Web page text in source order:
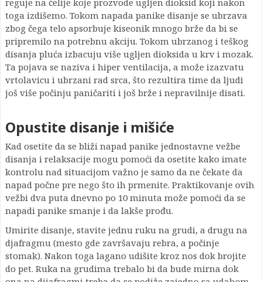
reguje na ćelije koje prozvode ugljen dioksid koji nakon
toga izdišemo. Tokom napada panike disanje se ubrzava
zbog čega telo apsorbuje kiseonik mnogo brže da bi se
pripremilo na potrebnu akciju. Tokom ubrzanog i teškog
disanja pluća izbacuju više ugljen dioksida u krv i mozak.
Ta pojava se naziva i hiper ventilacija, a može izazvatu
vrtolavicu i ubrzani rad srca, što rezultira time da ljudi
još više počinju paničariti i još brže i nepravilnije disati.
Opustite disanje i mišiće
Kad osetite da se bliži napad panike jednostavne vežbe
disanja i relaksacije mogu pomoći da osetite kako imate
kontrolu nad situacijom važno je samo da ne čekate da
napad počne pre nego što ih prmenite. Praktikovanje ovih
vežbi dva puta dnevno po 10 minuta može pomoći da se
napadi panike smanje i da lakše prođu.
Umirite disanje, stavite jednu ruku na grudi, a drugu na
djafragmu (mesto gde završavaju rebra, a počinje
stomak). Nakon toga lagano udišite kroz nos dok brojite
do pet. Ruka na grudima trebalo bi da bude mirna dok